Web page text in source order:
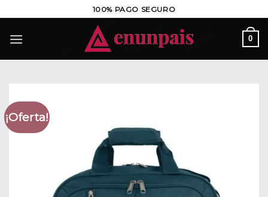
al
contenido
100% PAGO SEGURO
0
¡Oferta!